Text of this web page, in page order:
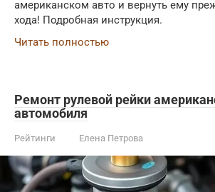
американском авто и вернуть ему
хода! Подробная инструкция.
Читать полностью
Ремонт рулевой рейки
автомобиля
Рейтинги Елена Петрова